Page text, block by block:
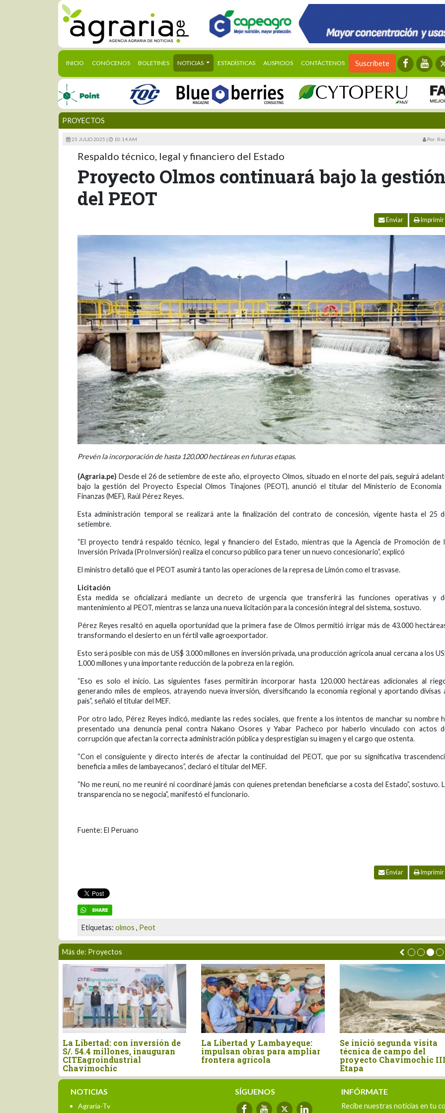
INICIO (CURRENT)
CONÓCENOS BOLETINES NOTICIAS ESTADÍSTICAS AUSPICIOS CONTÁCTENOS Suscríbete
PROYECTOS
25 JULIO 2025 | 10:14 AM Por:
Respaldo técnico, legal y financiero del Estado
Proyecto Olmos continuará bajo la gestión
del PEOT
Enviar Imprimir
Prevén la incorporación de hasta 120,000 hectáreas en futuras etapas.
(Agraria.pe) Desde el 26 de setiembre de este año, el proyecto Olmos, situado en el norte del país, seguirá
bajo la gestión del Proyecto Especial Olmos Tinajones (PEOT), anunció el titular del Ministerio de Economía
Finanzas (MEF), Raúl Pérez Reyes.
Esta administración temporal se realizará ante la finalización del contrato de concesión, vigente hasta el 25
setiembre.
“El proyecto tendrá respaldo técnico, legal y financiero del Estado, mientras que la Agencia de Promoción de
Inversión Privada (ProInversión) realiza el concurso público para tener un nuevo concesionario”, explicó
El ministro detalló que el PEOT asumirá tanto las operaciones de la represa de Limón como el trasvase.
Licitación
Esta medida se oficializará mediante un decreto de urgencia que transferirá las funciones operativas y
mantenimiento al PEOT, mientras se lanza una nueva licitación para la concesión integral del sistema, sostuvo.
Pérez Reyes resaltó en aquella oportunidad que la primera fase de Olmos permitió irrigar más de 43.000
transformando el desierto en un fértil valle agroexportador.
Esto será posible con más de US$ 3.000 millones en inversión privada, una producción agrícola anual cercana a los
1.000 millones y una importante reducción de la pobreza en la región.
“Eso es solo el inicio. Las siguientes fases permitirán incorporar hasta 120.000 hectáreas adicionales al
generando miles de empleos, atrayendo nueva inversión, diversificando la economía regional y aportando divisas
país”, señaló el titular del MEF.
Por otro lado, Pérez Reyes indicó, mediante las redes sociales, que frente a los intentos de manchar su nombre
presentado una denuncia penal contra Nakano Osores y Yabar Pacheco por haberlo vinculado con actos
corrupción que afectan la correcta administración pública y desprestigian su imagen y el cargo que ostenta.
“Con el consiguiente y directo interés de afectar la continuidad del PEOT, que por su significativa
beneficia a miles de lambayecanos”, declaró el titular del MEF.
“No me reuní, no me reuniré ni coordinaré jamás con quienes pretendan beneficiarse a costa del Estado”, sostuvo.
transparencia no se negocia”, manifestó el funcionario.
Fuente: El Peruano
Enviar Imprimir
Etiquetas: olmos , Peot
Más de: Proyectos
La Libertad: con inversión de
S/. 54.4 millones, inauguran
CITEagroindustrial
Chavimochic
La Libertad y Lambayeque:
impulsan obras para ampliar
frontera agrícola
Se inició segunda visita
técnica de campo del
proyecto Chavimochic III
NOTICIAS
Agraria-Tv
SÍGUENOS INFÓRMATE
Recibe nuestras noticias en tu